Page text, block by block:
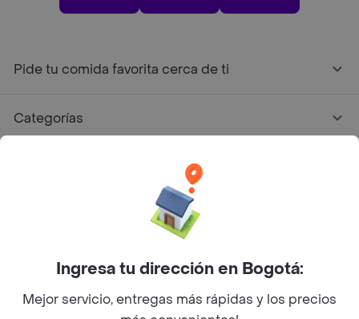
Pide tu comida favorita cerca de ti
Categorías
Facebook
Twitter
Instagram
©2026Rappi Inc. All rights reserved.
Ingresa tu dirección en Bogotá:
Mejor servicio, entregas más rápidas y los precios